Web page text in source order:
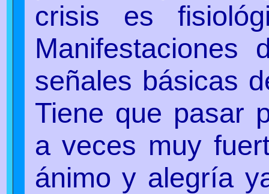
crisis es
Manifestaciones
señales básicas
Tiene que pasar
a veces muy
ánimo y alegría